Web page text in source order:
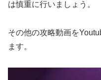
は慎重に行いましょう。
その他の攻略動画を
ます。